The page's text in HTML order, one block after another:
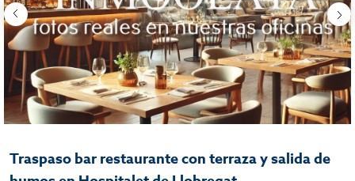
Traspaso bar restaurante con terraza y salida de